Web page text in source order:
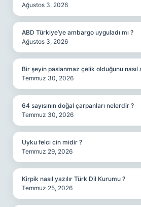
Ağustos 3, 2026
ABD Türkiye’ye ambargo uyguladı mı ?
Ağustos 3, 2026
Bir şeyin paslanmaz çelik olduğunu nasıl
Temmuz 30, 2026
64 sayısının doğal çarpanları nelerdir ?
Temmuz 30, 2026
Uyku felci cin midir ?
Temmuz 29, 2026
Kirpik nasıl yazılır Türk Dil Kurumu ?
Temmuz 25, 2026